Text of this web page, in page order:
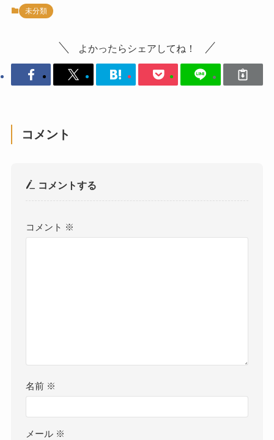
未分類
よかったらシェアしてね！
コメント
コメントする
コメント ※
名前 ※
メール ※